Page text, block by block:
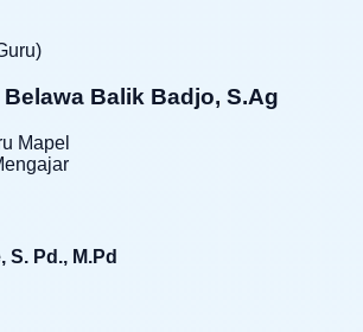
Balik Badjo, S.Ag
Mapel
S. Pd., M.Pd